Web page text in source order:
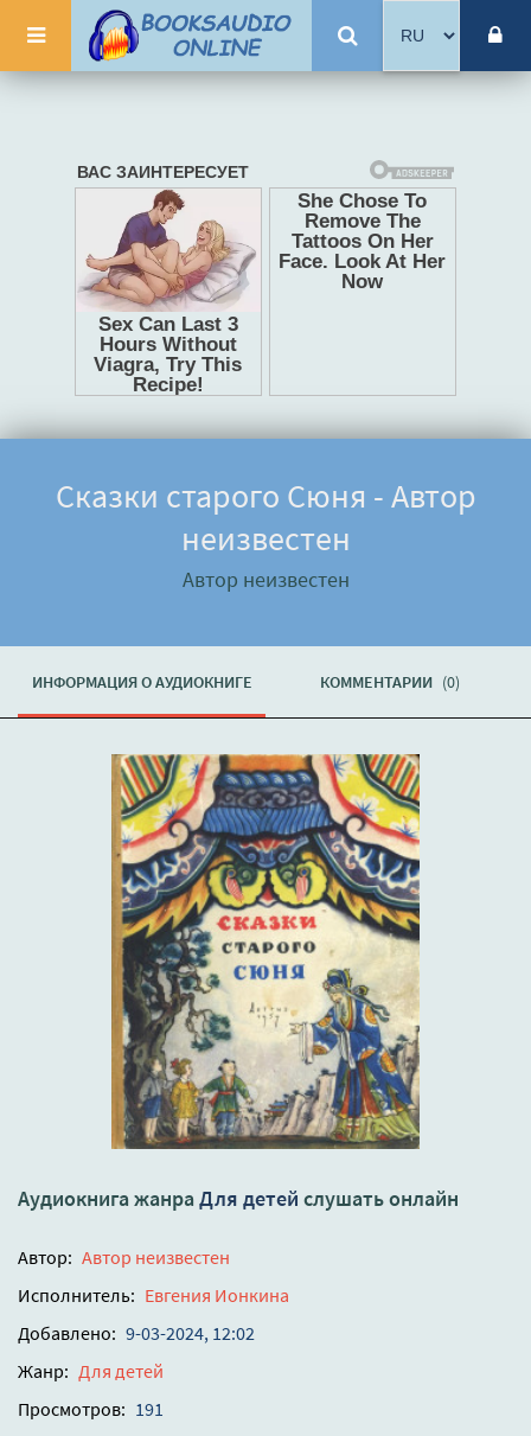
Сказки старого Сюня - Автор
неизвестен
Автор неизвестен
ИНФОРМАЦИЯ О АУДИОКНИГЕ КОММЕНТАРИИ (0)
Аудиокнига жанра Для детей слушать онлайн
Автор: Автор неизвестен
Исполнитель: Евгения Ионкина
Добавлено: 9-03-2024, 12:02
Жанр: Для детей
Просмотров: 191